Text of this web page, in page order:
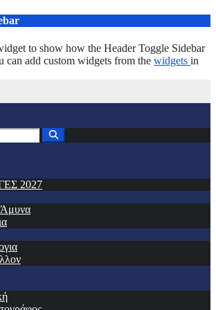
to show how the Header Toggle Sidebar
can add custom widgets from the widgets in
2027
Άμυνα